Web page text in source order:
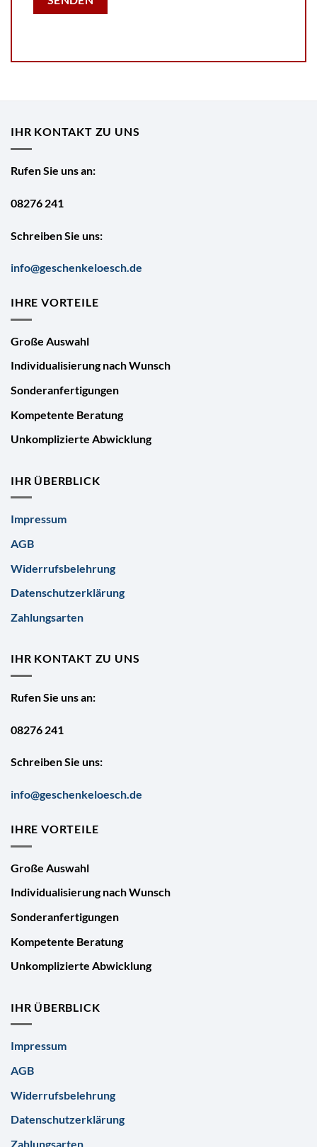
IHR KONTAKT ZU UNS
Rufen Sie uns an:
08276 241
Schreiben Sie uns:
info@geschenkeloesch.de
IHRE VORTEILE
Große Auswahl
Individualisierung nach Wunsch
Sonderanfertigungen
Kompetente Beratung
Unkomplizierte Abwicklung
IHR ÜBERBLICK
Impressum
AGB
Widerrufsbelehrung
Datenschutzerklärung
Zahlungsarten
IHR KONTAKT ZU UNS
Rufen Sie uns an:
08276 241
Schreiben Sie uns:
info@geschenkeloesch.de
IHRE VORTEILE
Große Auswahl
Individualisierung nach Wunsch
Sonderanfertigungen
Kompetente Beratung
Unkomplizierte Abwicklung
IHR ÜBERBLICK
Impressum
AGB
Widerrufsbelehrung
Datenschutzerklärung
Zahlungsarten